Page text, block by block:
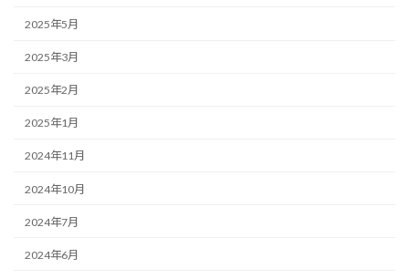
2025年5月
2025年3月
2025年2月
2025年1月
2024年11月
2024年10月
2024年7月
2024年6月